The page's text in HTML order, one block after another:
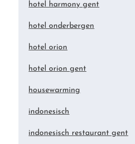
hotel harmony gent
hotel onderbergen
hotel orion
hotel orion gent
housewarming
indonesisch
indonesisch restaurant gent